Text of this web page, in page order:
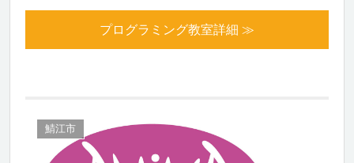
プログラミング教室詳細 ≫
鯖江市